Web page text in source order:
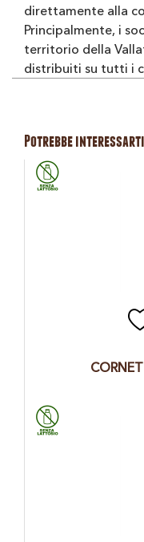
direttamente alla
Principalmente, i
territorio della
distribuiti su tutti i
Potrebbe